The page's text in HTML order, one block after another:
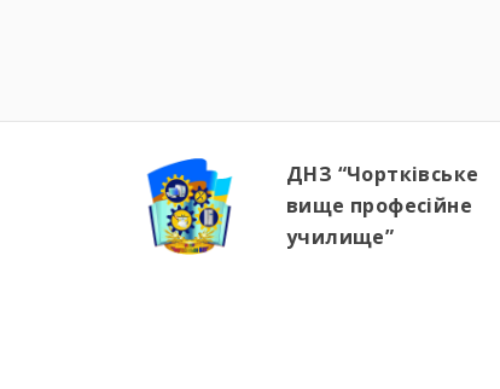
ДНЗ “Чортківське
вище професійне
училище”